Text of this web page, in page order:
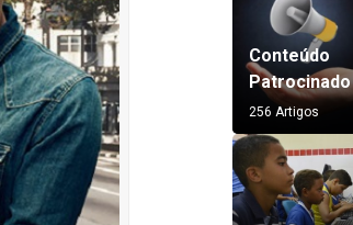
Conteúdo
Patrocinado
256 Artigos